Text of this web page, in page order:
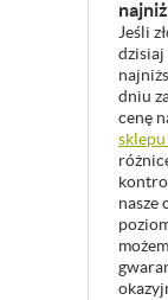
Jeśli
dzisiaj
dniu
cenę
nasze